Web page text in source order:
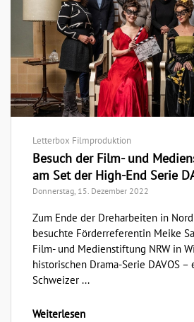
Letterbox Filmproduktion
Besuch der Film- und
am Set der High-End Serie
Donnerstag, 15. Dezember 2022
Zum Ende der Dreharbeiten in
besuchte Förderreferentin Meike
Film- und Medienstiftung NRW in
historischen Drama-Serie DAVOS
Schweizer ...
Weiterlesen